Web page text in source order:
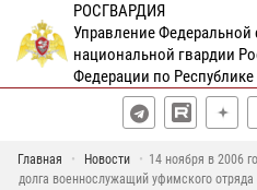
РОСГВАРДИЯ
Управление
национальной гвардии
Федерации по
Главная Новости
14 ноября в 2006
долга военнослужащий уфимского